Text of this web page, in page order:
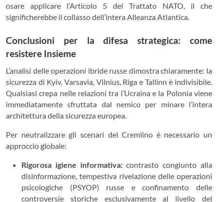
osare applicare l’Articolo 5 del Trattato NATO, il che
significherebbe il collasso dell’intera Alleanza Atlantica.
Conclusioni per la difesa strategica: come
resistere Insieme
L’analisi delle operazioni ibride russe dimostra chiaramente: la
sicurezza di Kyiv, Varsavia, Vilnius, Riga e Tallinn è indivisibile.
Qualsiasi crepa nelle relazioni tra l’Ucraina e la Polonia viene
immediatamente sfruttata dal nemico per minare l’intera
architettura della sicurezza europea.
Per neutralizzare gli scenari del Cremlino è necessario un
approccio globale:
Rigorosa igiene informativa:contrasto congiunto alla
disinformazione, tempestiva rivelazione delle operazioni
psicologiche (PSYOP) russe e confinamento delle
controversie storiche esclusivamente al livello del